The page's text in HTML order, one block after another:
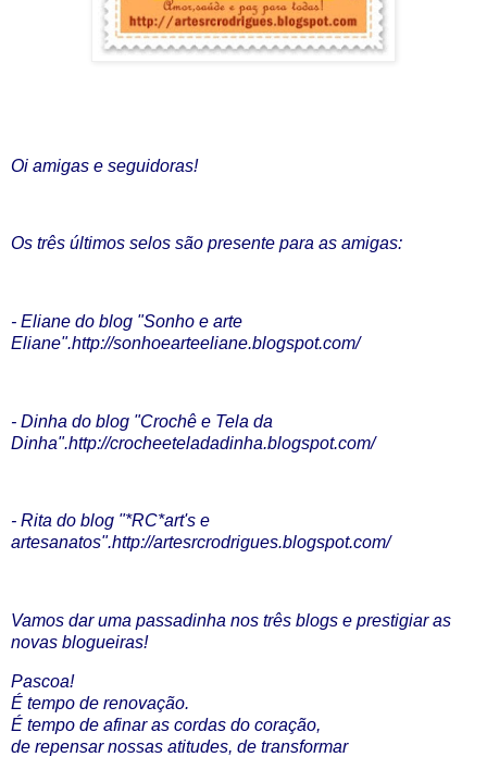
Oi amigas e seguidoras!
Os três últimos selos são presente para as amigas:
- Eliane do blog "Sonho e arte
Eliane".http://sonhoearteeliane.blogspot.com/
- Dinha do blog "Crochê e Tela da
Dinha".http://crocheeteladadinha.blogspot.com/
- Rita do blog "*RC*art's e
artesanatos".http://artesrcrodrigues.blogspot.com/
Vamos dar uma passadinha nos três blogs e prestigiar as
novas blogueiras!
Pascoa!
É tempo de renovação.
É tempo de afinar as cordas do coração,
de repensar nossas atitudes, de transformar